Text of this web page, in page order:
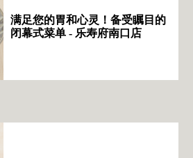
满足您的胃和心灵！备受瞩目的
闭幕式菜单 - 乐寿府南口店